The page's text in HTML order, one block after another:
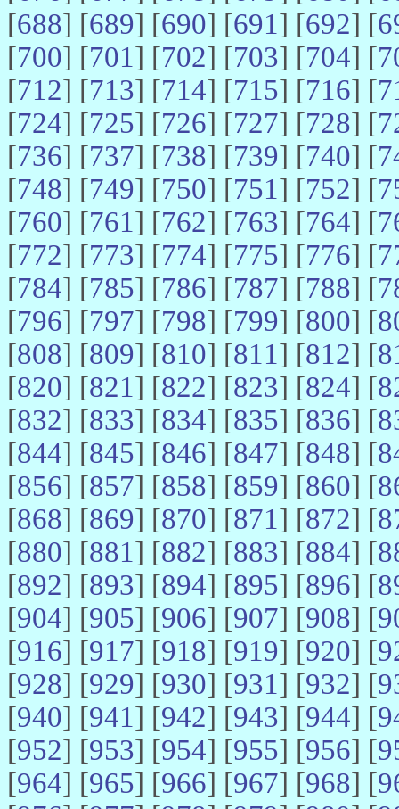
[688] [689] [690] [691] [692] [
[700] [701] [702] [703] [704] [
[712] [713] [714] [715] [716] [
[724] [725] [726] [727] [728] [
[736] [737] [738] [739] [740] [
[748] [749] [750] [751] [752] [
[760] [761] [762] [763] [764] [
[772] [773] [774] [775] [776] [
[784] [785] [786] [787] [788] [
[796] [797] [798] [799] [800] [
[808] [809] [810] [811] [812] [
[820] [821] [822] [823] [824] [
[832] [833] [834] [835] [836] [
[844] [845] [846] [847] [848] [
[856] [857] [858] [859] [860] [
[868] [869] [870] [871] [872] [
[880] [881] [882] [883] [884] [
[892] [893] [894] [895] [896] [
[904] [905] [906] [907] [908] [
[916] [917] [918] [919] [920] [
[928] [929] [930] [931] [932] [
[940] [941] [942] [943] [944] [
[952] [953] [954] [955] [956] [
[964] [965] [966] [967] [968] [